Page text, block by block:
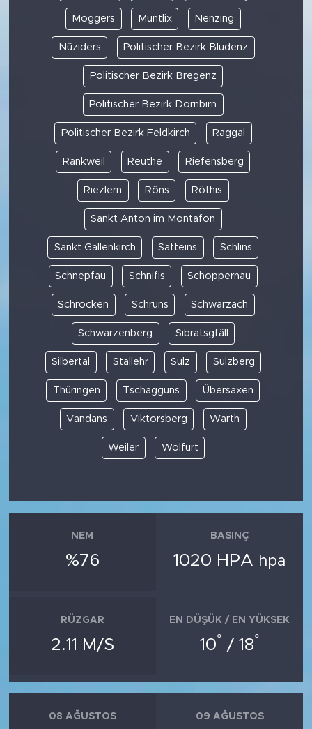
Möggers Muntlix Nenzing
Nüziders Politischer Bezirk Bludenz
Politischer Bezirk Bregenz
Politischer Bezirk Dornbirn
Politischer Bezirk Feldkirch Raggal
Rankweil Reuthe Riefensberg
Riezlern Röns Röthis
Sankt Anton im Montafon
Sankt Gallenkirch Satteins Schlins
Schnepfau Schnifis Schoppernau
Schröcken Schruns Schwarzach
Schwarzenberg Sibratsgfäll
Silbertal Stallehr Sulz Sulzberg
Thüringen Tschagguns Übersaxen
Vandans Viktorsberg Warth
Weiler Wolfurt
NEM
%76
BASINÇ
1020 HPA hpa
RÜZGAR
2.11 M/S
EN DÜŞÜK / EN YÜKSEK
10° / 18°
08 AĞUSTOS 09 AĞUSTOS